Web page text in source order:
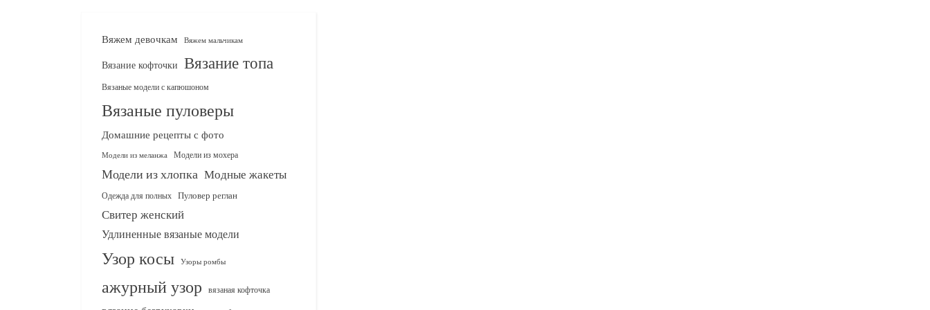
Вяжем девочкам Вяжем мальчикам
Вязание кофточки Вязание топа
Вязаные модели с капюшоном
Вязаные пуловеры
Домашние рецепты с фото
Модели из меланжа Модели из мохера
Модели из хлопка Модные жакеты
Одежда для полных Пуловер реглан
Свитер женский
Удлиненные вязаные модели
Узор косы Узоры ромбы
ажурный узор вязаная кофточка